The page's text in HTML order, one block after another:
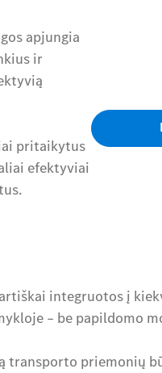
apjungia
ir
pritaikytus
efektyviai
integruotos į
– be papildomo
transporto priemonių